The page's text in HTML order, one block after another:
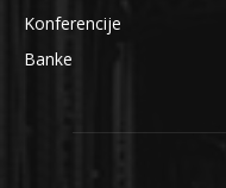
Konferencije
Banke